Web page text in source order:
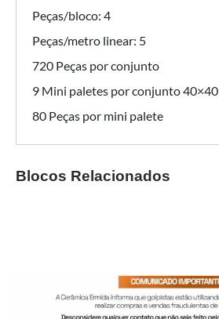
Peças/bloco: 4
Peças/metro linear: 5
720 Peças por conjunto
9 Mini paletes por conjunto 40×40
80 Peças por mini palete
Blocos Relacionados